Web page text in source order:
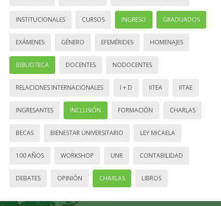
INSTITUCIONALES CURSOS INGRESO GRADUADOS
EXÁMENES GÉNERO EFEMÉRIDES HOMENAJES
BIBLIOTECA DOCENTES NODOCENTES
RELACIONES INTERNACIONALES I + D IITEA IITAE
INGRESANTES INCLUSIÓN FORMACIÓN CHARLAS
BECAS BIENESTAR UNIVERSITARIO LEY MICAELA
100 AÑOS WORKSHOP UNR CONTABILIDAD
DEBATES OPINIÓN CHARLAS LIBROS